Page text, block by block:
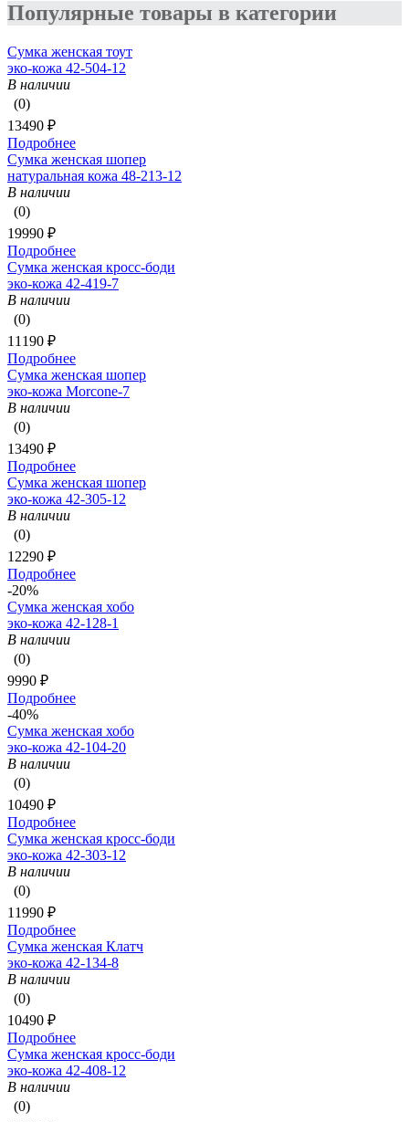
Популярные товары в категории
Сумка женская тоут
эко-кожа 42-504-12
В наличии
(0)
13490 ₽
Подробнее
Сумка женская шопер
натуральная кожа 48-213-12
В наличии
(0)
19990 ₽
Подробнее
Сумка женская кросс-боди
эко-кожа 42-419-7
В наличии
(0)
11190 ₽
Подробнее
Сумка женская шопер
эко-кожа Morcone-7
В наличии
(0)
13490 ₽
Подробнее
Сумка женская шопер
эко-кожа 42-305-12
В наличии
(0)
12290 ₽
Подробнее
-20%
Сумка женская хобо
эко-кожа 42-128-1
В наличии
(0)
9990 ₽
Подробнее
-40%
Сумка женская хобо
эко-кожа 42-104-20
В наличии
(0)
10490 ₽
Подробнее
Сумка женская кросс-боди
эко-кожа 42-303-12
В наличии
(0)
11990 ₽
Подробнее
Сумка женская Клатч
эко-кожа 42-134-8
В наличии
(0)
10490 ₽
Подробнее
Сумка женская кросс-боди
эко-кожа 42-408-12
В наличии
(0)